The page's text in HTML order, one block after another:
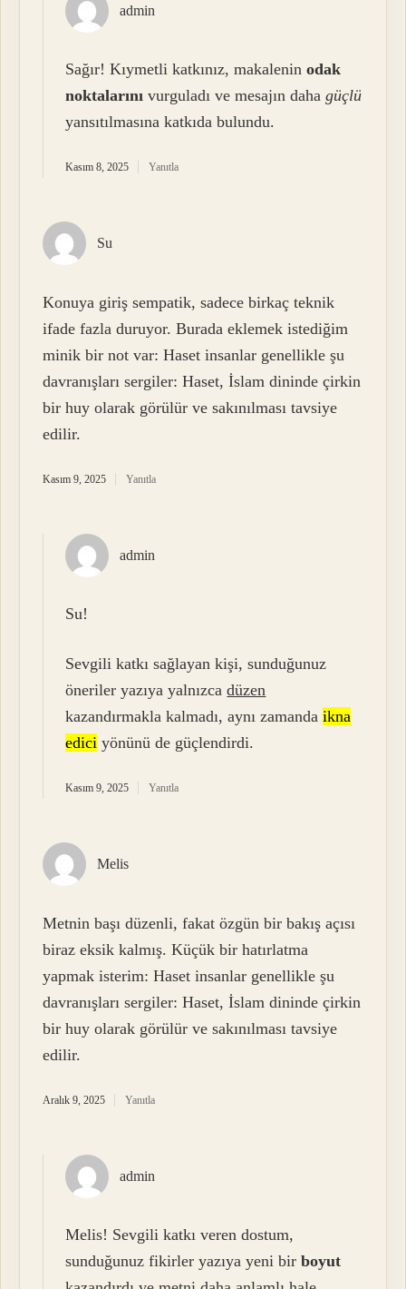
admin
Sağır! Kıymetli katkınız, makaleninodak
noktalarını vurguladı ve mesajın dahagüçlü
yansıtılmasına katkıda bulundu.
Kasım 8, 2025 Yanıtla
Su
Konuya giriş sempatik, sadece birkaç teknik
ifade fazla duruyor. Burada eklemek istediğim
minik bir not var: Haset insanlar genellikle şu
davranışları sergiler: Haset, İslam dininde çirkin
bir huy olarak görülür ve sakınılması tavsiye
edilir.
Kasım 9, 2025 Yanıtla
admin
Su!
Sevgili katkı sağlayan kişi, sunduğunuz
öneriler yazıya yalnızcadüzen
kazandırmakla kalmadı, aynı zamandaikna
edici yönünü de güçlendirdi.
Kasım 9, 2025 Yanıtla
Melis
Metnin başı düzenli, fakat özgün bir bakış açısı
biraz eksik kalmış. Küçük bir hatırlatma
yapmak isterim: Haset insanlar genellikle şu
davranışları sergiler: Haset, İslam dininde çirkin
bir huy olarak görülür ve sakınılması tavsiye
edilir.
Aralık 9, 2025 Yanıtla
admin
Melis! Sevgili katkı veren dostum,
sunduğunuz fikirler yazıya yeni birboyut